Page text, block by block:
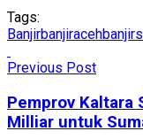
Tags:
Banjirbanjiraceh
Previous Post
Pemprov Kaltara
Milliar untuk